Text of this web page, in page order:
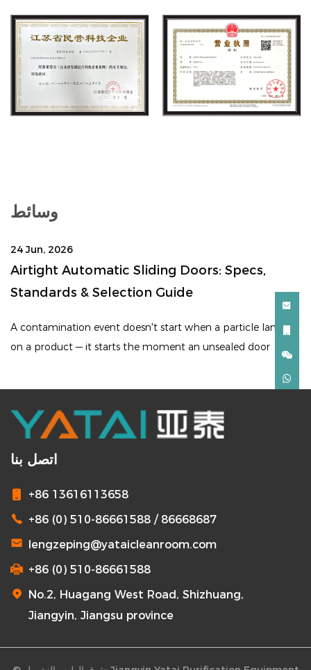
وسائط
24 Jun, 2026
Airtight Automatic Sliding Doors: Specs,
Standards & Selection Guide
A contamination event doesn't start when a particle lands
on a product — it starts the moment an unsealed door
Pharmaceutical batches fail, semiconductor yields drop, and
اتصل بنا
+86 13616113658
+86 (0) 510-86661588 / 86668687
lengzeping@yataicleanroom.com
+86 (0) 510-86661588
No.2, Huagang West Road, Shizhuang,
Jiangyin, Jiangsu province